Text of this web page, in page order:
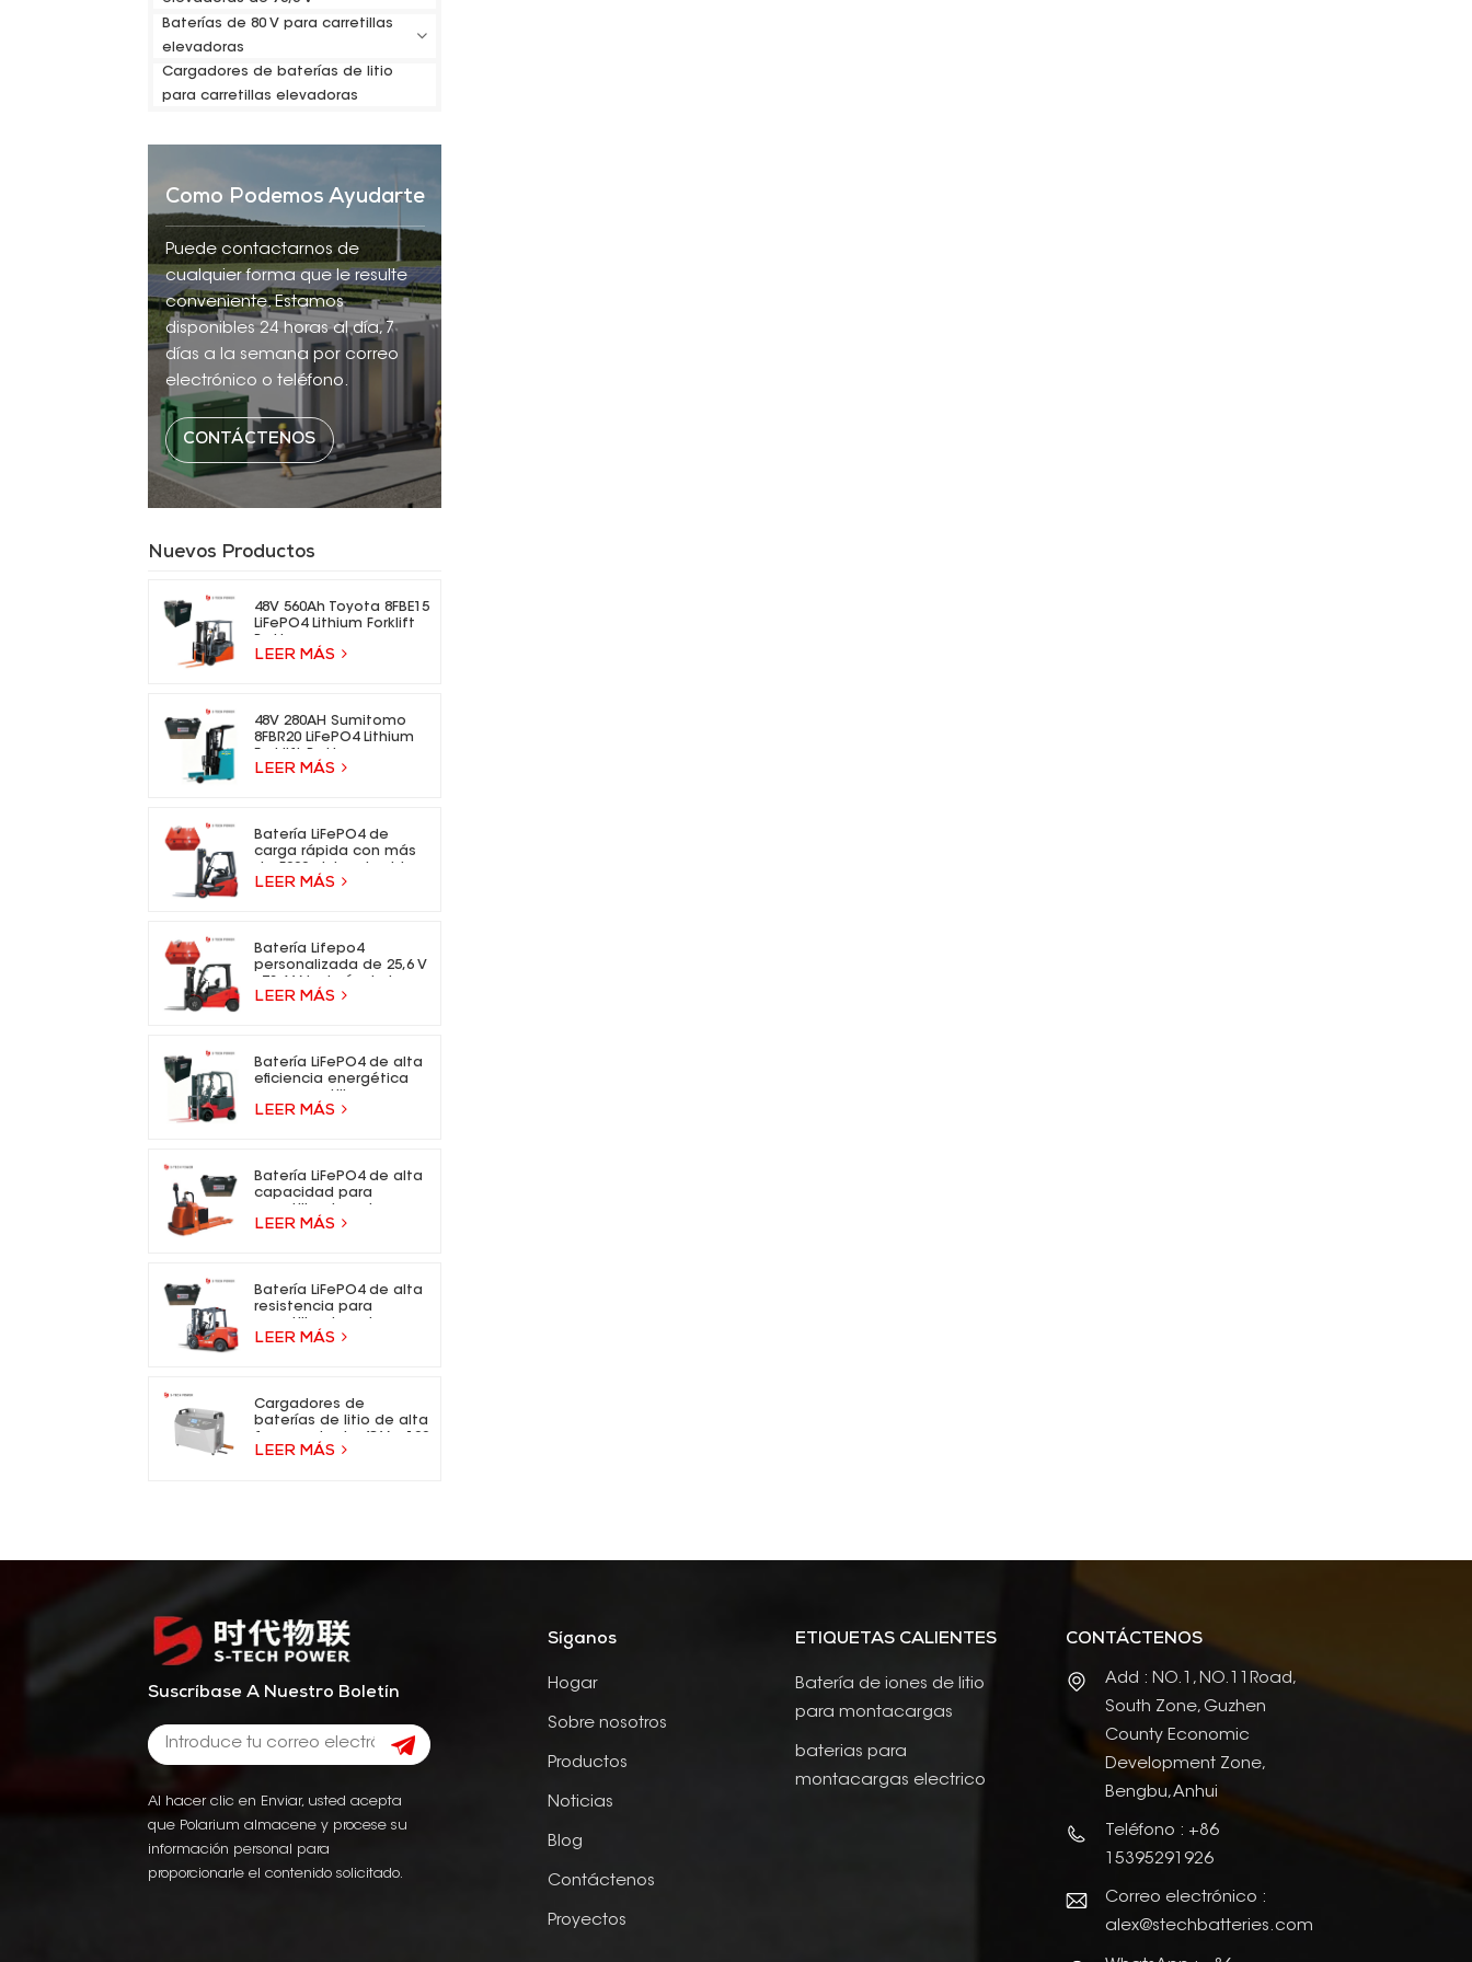
Baterías de 80 V para carretillas
elevadoras
Cargadores de baterías de litio
para carretillas elevadoras
Como Podemos Ayudarte
Puede contactarnos de
cualquier forma que le resulte
conveniente. Estamos
disponibles 24 horas al día, 7
días a la semana por correo
electrónico o teléfono.
CONTÁCTENOS
Nuevos Productos
48V 560Ah Toyota 8FBE15
LiFePO4 Lithium Forklift
LEER MÁS
48V 280AH Sumitomo
8FBR20 LiFePO4 Lithium
LEER MÁS
Batería LiFePO4 de
carga rápida con más
para carretillas
LEER MÁS
Batería Lifepo4
personalizada de 25,6 V
de litio para carretillas
LEER MÁS
Batería LiFePO4 de alta
eficiencia energética
elevadora eléctrica
LEER MÁS
Batería LiFePO4 de alta
capacidad para
eléctrica
LEER MÁS
Batería LiFePO4 de alta
resistencia para
eléctrica
LEER MÁS
Cargadores de
baterías de litio de alta
A para carretillas
LEER MÁS
Suscríbase A Nuestro Boletín
Al hacer clic en Enviar, usted acepta
que Polarium almacene y procese su
información personal para
proporcionarle el contenido solicitado.
Síganos
Hogar
Sobre nosotros
Productos
Noticias
Blog
Contáctenos
Proyectos
ETIQUETAS CALIENTES
Batería de iones de litio
para montacargas
baterias para
montacargas electrico
CONTÁCTENOS
Add : NO.1, NO.11Road,
South Zone, Guzhen
County Economic
Development Zone,
Bengbu, Anhui
Teléfono : +86
15395291926
Correo electrónico :
alex@stechbatteries.com